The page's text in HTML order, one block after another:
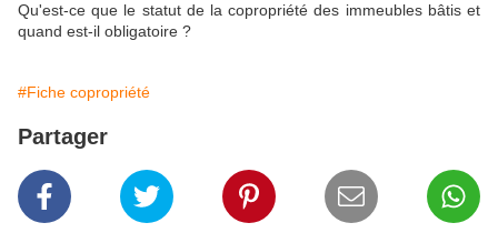
Qu'est-ce que le statut de la copropriété des immeubles bâtis et
quand est-il obligatoire ?
#Fiche copropriété
Partager